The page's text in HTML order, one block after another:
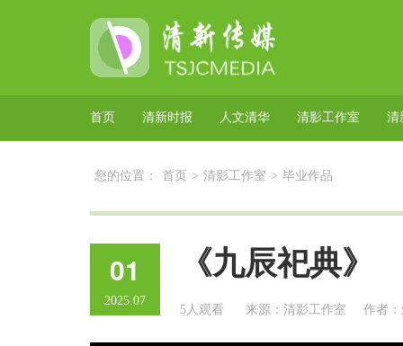
首页 清新时报 人文清华 清影工作室 清
您的位置： 首页 > 清影工作室 > 毕业作品
01
2025.07
《九辰祀典》
5人观看 来源：清影工作室 作者